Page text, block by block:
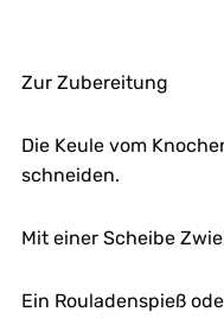
Zur Zubereitung
Die Keule vom
schneiden.
Mit einer Scheibe
Ein Rouladenspieß